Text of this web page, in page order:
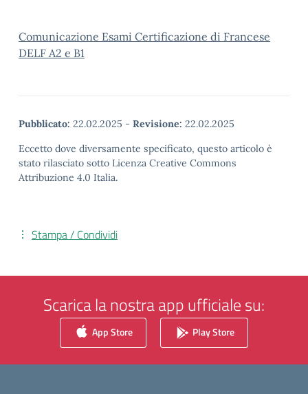
Comunicazione Esami Certificazione di Francese
DELF A2 e B1
Pubblicato: 22.02.2025 - Revisione: 22.02.2025
Eccetto dove diversamente specificato, questo articolo è
stato rilasciato sotto Licenza Creative Commons
Attribuzione 4.0 Italia.
Stampa / Condividi
Scarica la nostra app ufficiale su:
App Store Play Store